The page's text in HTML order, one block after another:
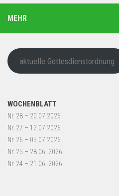
MEHR
aktuelle Gottesdienstordnung
WOCHENBLATT
Nr. 28 – 20.07.2026
Nr. 27 – 12.07.2026
Nr. 26 – 05.07.2026
Nr. 25 – 28.06..2026
Nr. 24 – 21.06..2026